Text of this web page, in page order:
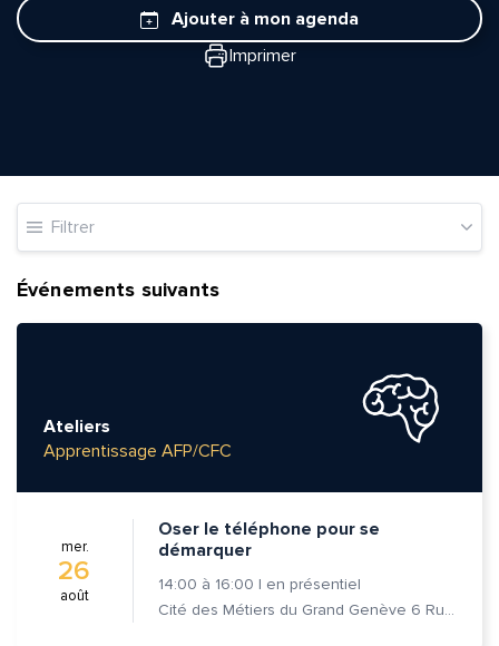
Ajouter à mon agenda
Imprimer
Filtrer
Événements suivants
Ateliers
Apprentissage AFP/CFC
mer.
26
août
Oser le téléphone pour se
démarquer
14:00 à 16:00 | en présentiel
Cité des Métiers du Grand Genève 6 Rue Prévost-Martin 1205 Genève